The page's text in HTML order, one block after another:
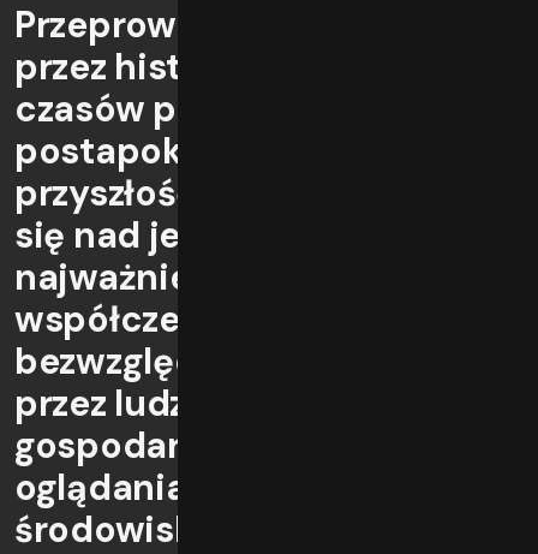
Przeprowadzając widzów
przez historię ludzkości od
czasów prehistorycznych po
postapokaliptyczną
przyszłość, twórcy pochylają
się nad jednym z
najważniejszych problemów
współczesności -
bezwzględnego dążenia
przez ludzkość do wzrostu
gospodarczego bez
oglądania się na degradację
środowiska.